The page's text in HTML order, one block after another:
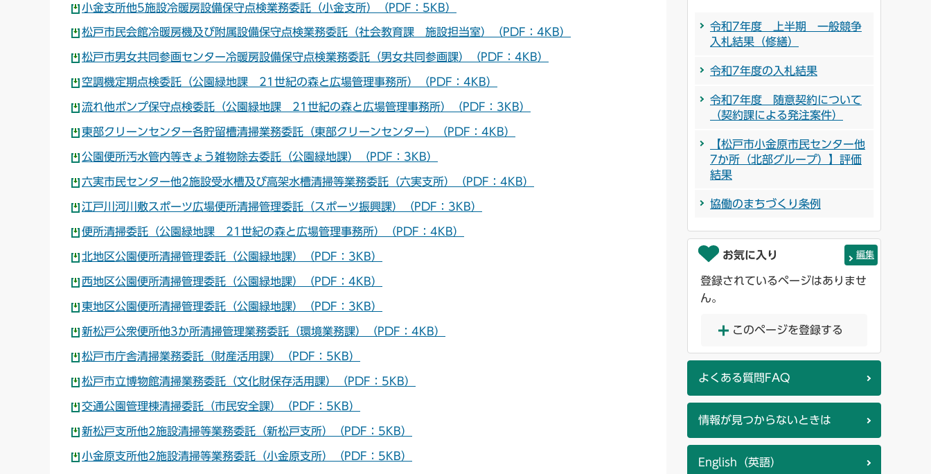
小金支所他5施設冷暖房設備保守点検業務委託（小金支所）（PDF：5KB）
松戸市民会館冷暖房機及び附属設備保守点検業務委託（社会教育課 施設担当室）（PDF：4KB）
松戸市男女共同参画センター冷暖房設備保守点検業務委託（男女共同参画課）（PDF：4KB）
空調機定期点検委託（公園緑地課 21世紀の森と広場管理事務所）（PDF：4KB）
流れ他ポンプ保守点検委託（公園緑地課 21世紀の森と広場管理事務所）（PDF：3KB）
東部クリーンセンター各貯留槽清掃業務委託（東部クリーンセンター）（PDF：4KB）
公園便所汚水管内等きょう雑物除去委託（公園緑地課）（PDF：3KB）
六実市民センター他2施設受水槽及び高架水槽清掃等業務委託（六実支所）（PDF：4KB）
江戸川河川敷スポーツ広場便所清掃管理委託（スポーツ振興課）（PDF：3KB）
便所清掃委託（公園緑地課 21世紀の森と広場管理事務所）（PDF：4KB）
北地区公園便所清掃管理委託（公園緑地課）（PDF：3KB）
西地区公園便所清掃管理委託（公園緑地課）（PDF：4KB）
東地区公園便所清掃管理委託（公園緑地課）（PDF：3KB）
新松戸公衆便所他3か所清掃管理業務委託（環境業務課）（PDF：4KB）
松戸市庁舎清掃業務委託（財産活用課）（PDF：5KB）
松戸市立博物館清掃業務委託（文化財保存活用課）（PDF：5KB）
交通公園管理棟清掃委託（市民安全課）（PDF：5KB）
新松戸支所他2施設清掃等業務委託（新松戸支所）（PDF：5KB）
小金原支所他2施設清掃等業務委託（小金原支所）（PDF：5KB）
令和7年度 上半期 一般競争
入札結果（修繕）
令和7年度の入札結果
令和7年度 随意契約について
（契約課による発注案件）
【松戸市小金原市民センター他
7か所（北部グループ）】評価
結果
協働のまちづくり条例
お気に入り 編集
登録されているページはありませ
ん。
このページを登録する
よくある質問FAQ
情報が見つからないときは
English（英語）